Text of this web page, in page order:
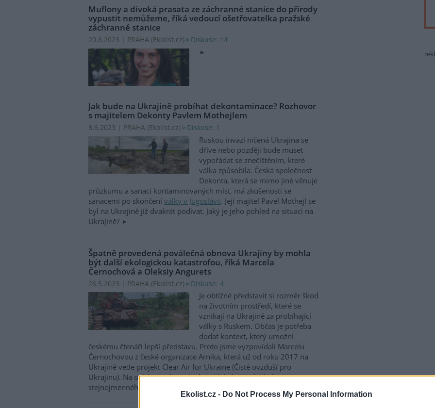
Ekolist.cz - Do Not Process My Personal Information
Muflony a divoká prasata ze záchranné stanice do přírody
vypustit nemůžeme, říká vedoucí ošetřovatelka pražské
záchranné stanice
20.6.2023 | PRAHA (Ekolist.cz) Diskuse: 14
Jak bude na Ukrajině probíhat dekontaminace? Rozhovor
s majitelem Dekonty Pavlem Mothejlem
8.6.2023 | PRAHA (Ekolist.cz) Diskuse: 1
Ruskou invazí ničená Ukrajina se
dříve nebo později bude muset
vypořádat se znečištěním, které
válka způsobila. Česká společnost
Dekonta, která se mimo jiné věnuje
průzkumu a sanaci kontaminovaných míst, má zkušenosti se
sanacemi po skončení války v Jugoslávii. Její majitel Pavel Mothejl se
byl na Ukrajině již dvakrát podívat. Jaký je jeho pohled na situaci na
Ukrajině?
Špatně provedená poválečná obnova Ukrajiny by mohla
být další ekologickou katastrofou, říká Marcela
Černochová a Oleksiy Angurets
26.5.2023 | PRAHA (Ekolist.cz) Diskuse: 4
Je obtížné představit si rozměr škod
na životním prostředí, které se
vznikají na Ukrajině za probíhající
války s Ruskem. Občas je potřeba
dodat kontext, který umožní
českému čtenáři lepší představu. Proto jsme vyzpovídali Marcelu
Černochovou z české organizace Arnika, která už od roku 2017 na
Ukrajině vede projekt Clear Air for Ukraine (Čisté ovzduší pro
Ukrajinu). Na otázky spolu s ní odpovídal ukrajinský kolega ze
stejnojmenného programu Oleksiy Angurets.